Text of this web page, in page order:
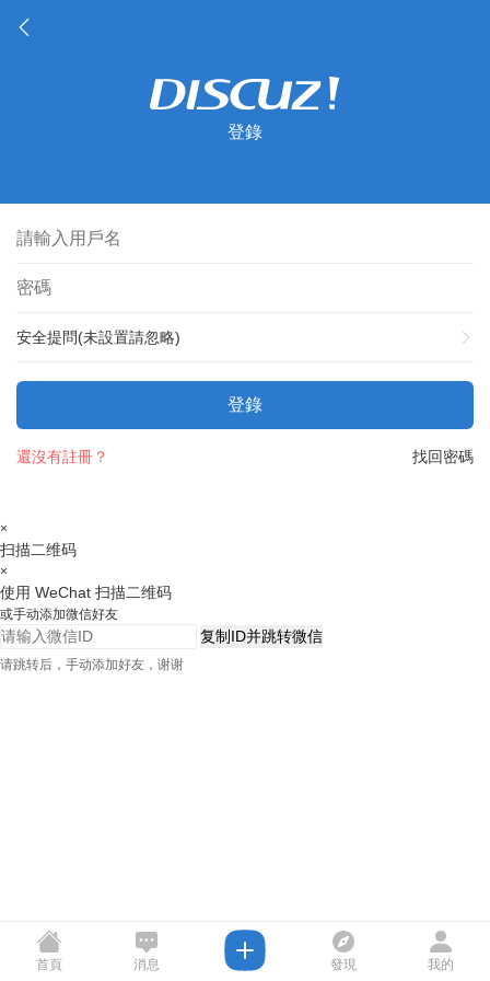
登錄
安全提問(未設置請忽略)
登錄
找回密碼
還沒有註冊？
×
扫描二维码
×
使用 WeChat 扫描二维码
或手动添加微信好友
复制ID并跳转微信
请跳转后，手动添加好友，谢谢
首頁 消息 發現 我的